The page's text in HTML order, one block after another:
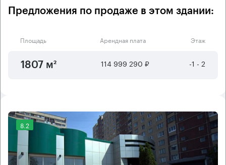
Предложения по продаже в этом здании:
Площадь Арендная плата Этаж
1807 м² 114 999 290 ₽ -1 - 2
8.2